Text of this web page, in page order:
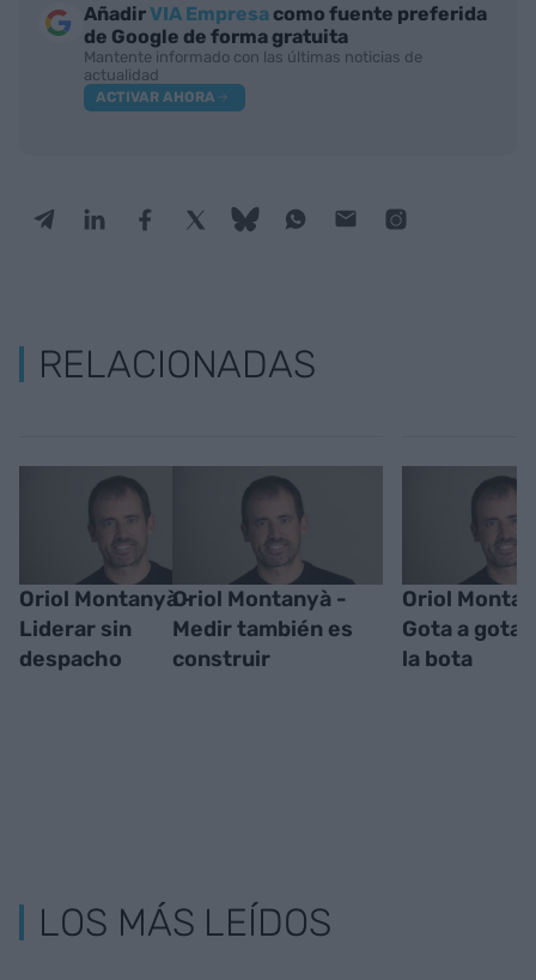
AñadirVIA Empresa como fuente preferida
de Google de forma gratuita
Mantente informado con las últimas noticias de
actualidad
ACTIVAR AHORA
RELACIONADAS
Oriol Montanyà -
Liderar sin
despacho
Oriol Montanyà -
Medir también es
construir
Oriol
Gota a gota
la bota
LOS MÁS LEÍDOS